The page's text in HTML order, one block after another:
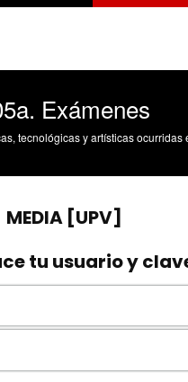
artísticas ocurridas en los tres